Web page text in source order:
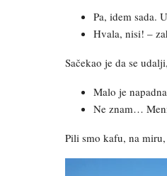
Pa, idem sada.
Hvala, nisi! –
Sačekao je da se
Malo je
Ne znam…
Pili smo kafu, na